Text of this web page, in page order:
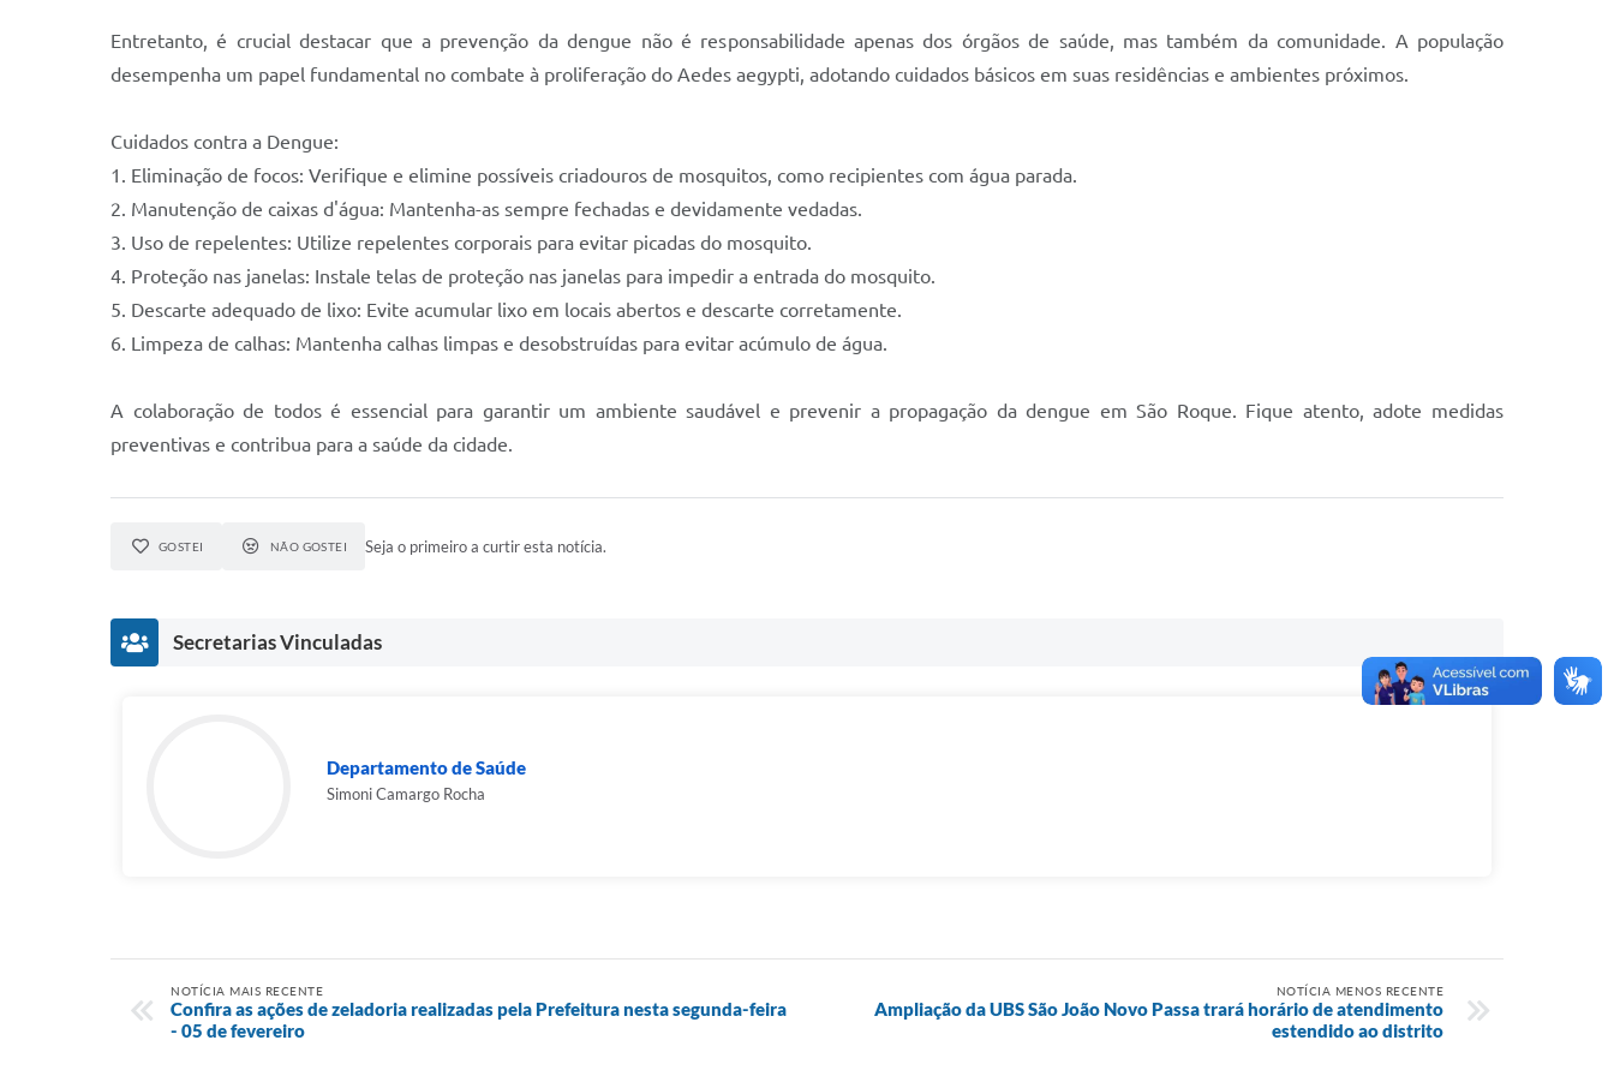
Entretanto, é crucial destacar que a prevenção da dengue não é responsabilidade apenas dos órgãos de saúde, mas também da comunidade. A população
desempenha um papel fundamental no combate à proliferação do Aedes aegypti, adotando cuidados básicos em suas residências e ambientes próximos.
Cuidados contra a Dengue:
1. Eliminação de focos: Verifique e elimine possíveis criadouros de mosquitos, como recipientes com água parada.
2. Manutenção de caixas d'água: Mantenha-as sempre fechadas e devidamente vedadas.
3. Uso de repelentes: Utilize repelentes corporais para evitar picadas do mosquito.
4. Proteção nas janelas: Instale telas de proteção nas janelas para impedir a entrada do mosquito.
5. Descarte adequado de lixo: Evite acumular lixo em locais abertos e descarte corretamente.
6. Limpeza de calhas: Mantenha calhas limpas e desobstruídas para evitar acúmulo de água.
A colaboração de todos é essencial para garantir um ambiente saudável e prevenir a propagação da dengue em São Roque. Fique atento, adote medidas
preventivas e contribua para a saúde da cidade.
GOSTEI NÃO GOSTEI Seja o primeiro a curtir esta notícia.
Secretarias Vinculadas
Departamento de Saúde
Simoni Camargo Rocha
NOTÍCIA MAIS RECENTE
Confira as ações de zeladoria realizadas pela Prefeitura nesta segunda-feira
- 05 de fevereiro
NOTÍCIA MENOS RECENTE
Ampliação da UBS São João Novo Passa trará horário de atendimento
estendido ao distrito